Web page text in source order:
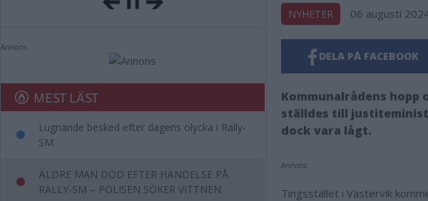
Annons:
MEST LÄST
Lugnande besked efter dagens olycka i Rally-
SM
ÄLDRE MAN DÖD EFTER HÄNDELSE PÅ
RALLY-SM – POLISEN SÖKER VITTNEN
NYHETER 06 augusti
DELA PÅ FACEBOOK
Kommunalrådens
ställdes till
dock vara lågt.
Annons:
Tingsstället i Västervik